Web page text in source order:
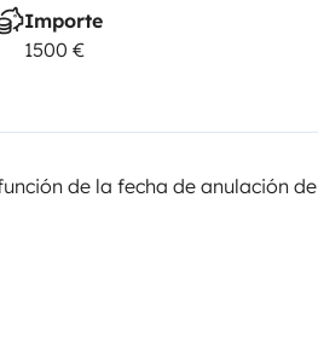
Importe
1500 €
de la fecha de anulación de